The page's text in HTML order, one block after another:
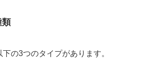
類
の3つのタイプがあります。